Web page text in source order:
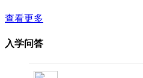
查看更多
入学问答